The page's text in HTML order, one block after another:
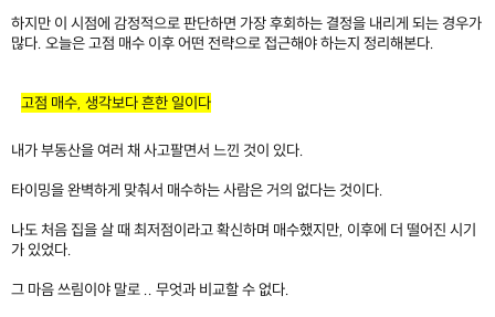
하지만 이 시점에 감정적으로 판단하면 가장 후회하는 결정을 내리게 되는 경우가
많다. 오늘은 고점 매수 이후 어떤 전략으로 접근해야 하는지 정리해본다.
고점 매수, 생각보다 흔한 일이다
내가 부동산을 여러 채 사고팔면서 느낀 것이 있다.
타이밍을 완벽하게 맞춰서 매수하는 사람은 거의 없다는 것이다.
나도 처음 집을 살 때 최저점이라고 확신하며 매수했지만, 이후에 더 떨어진 시기
가 있었다.
그 마음 쓰림이야 말로 .. 무엇과 비교할 수 없다.